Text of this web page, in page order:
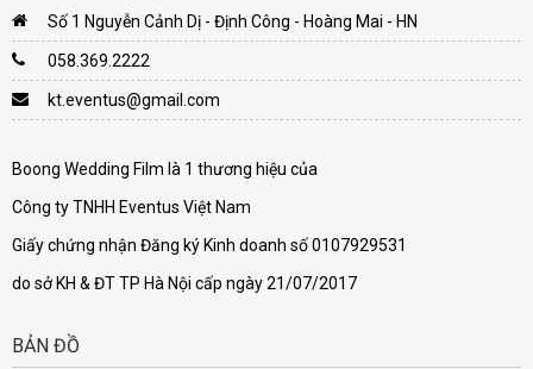
Số 1 Nguyễn Cảnh Dị - Định Công - Hoàng Mai - HN
058.369.2222
kt.eventus@gmail.com
Boong Wedding Film là 1 thương hiệu của
Công ty TNHH Eventus Việt Nam
Giấy chứng nhận Đăng ký Kinh doanh số 0107929531
do sở KH & ĐT TP Hà Nội cấp ngày 21/07/2017
BẢN ĐỒ